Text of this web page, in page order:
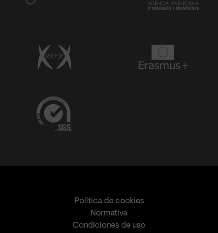
Política de cookies
Normativa
Condiciones de uso